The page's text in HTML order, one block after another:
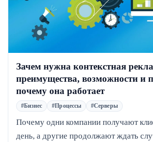
Зачем нужна контекстная
преимущества, возможности и
почему она работает
#Бизнес #Процессы #Серверы
Почему одни компании получают
день, а другие продолжают ждать